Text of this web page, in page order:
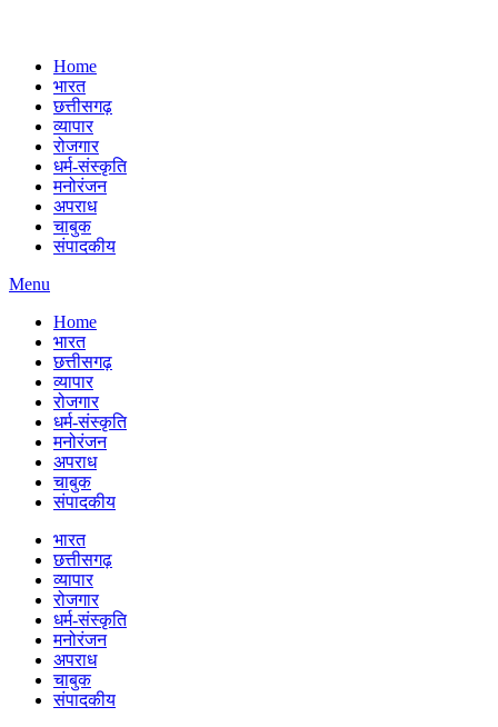
Home
भारत
छत्तीसगढ़
व्यापार
रोजगार
धर्म-संस्कृति
मनोरंजन
अपराध
चाबुक
संपादकीय
Menu
Home
भारत
छत्तीसगढ़
व्यापार
रोजगार
धर्म-संस्कृति
मनोरंजन
अपराध
चाबुक
संपादकीय
भारत
छत्तीसगढ़
व्यापार
रोजगार
धर्म-संस्कृति
मनोरंजन
अपराध
चाबुक
संपादकीय